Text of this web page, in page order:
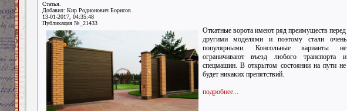
Статья.
Добавил: Кир Родионович Борисов
13-01-2017, 04:35:48
Публикация №_21433
Откатные ворота имеют ряд преимуществ перед
другими моделями и поэтому стали очень
популярными. Консольные варианты не
ограничивают въезд любого транспорта и
спецмашин. В открытом состоянии на пути не
будет никаких препятствий.
подробнее...